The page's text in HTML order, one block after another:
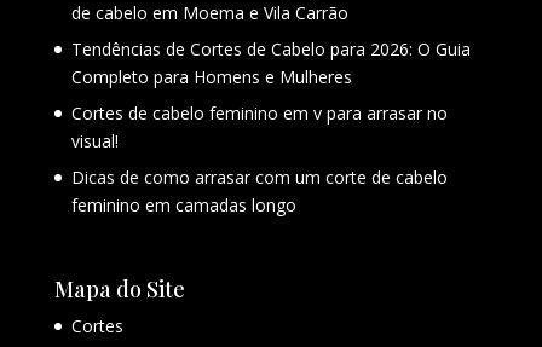
de cabelo em Moema e Vila Carrão
Tendências de Cortes de Cabelo para 2026: O Guia
Completo para Homens e Mulheres
Cortes de cabelo feminino em v para arrasar no
visual!
Dicas de como arrasar com um corte de cabelo
feminino em camadas longo
Mapa do Site
Cortes